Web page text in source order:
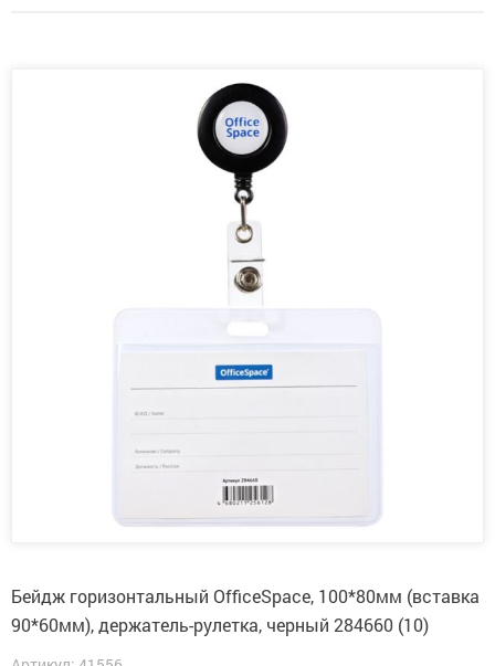
Бейдж горизонтальный OfficeSpace, 100*80мм (вставка
90*60мм), держатель-рулетка, черный 284660 (10)